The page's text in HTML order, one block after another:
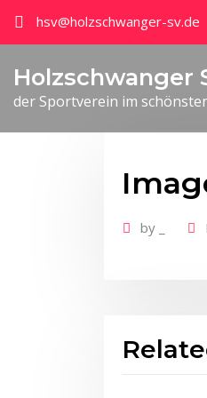
hsv@holzschwanger-sv.de
Holzschwanger
der Sportverein im
by